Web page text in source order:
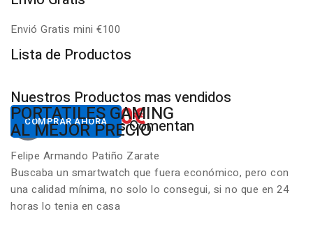
Envió Gratis mini €100
Lista de Productos
Nuestros Productos mas vendidos
Desde650.00€
COMPRAR AHORA
NUESTROS PC
GAMING RGB
Desde822.00€
COMPRAR AHORA
PORTATILES GAMING
AL MEJOR PRECIO
Nuestros Clientes Comentan
Felipe Armando Patiño Zarate
Buscaba un smartwatch que fuera económico, pero con
una calidad mínima, no solo lo consegui, si no que en 24
horas lo tenia en casa